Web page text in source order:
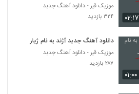
دانلود آهنگ ای یار از دانیال عبدالهی به همراه
متن ترانه
آهنگ جاوید نصیری بنام عاشقت شدم
۲۲۳ بازدید
۰۲:۱۷
موزیک قیر - دانلود آهنگ جدبد
۳۲۴ بازدید
۰۱:۰۰
دانلود آهنگ جدید آژند به نام ژیار
موزیک قیر - دانلود آهنگ جدبد
۲۸۷ بازدید